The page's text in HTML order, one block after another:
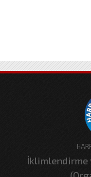
İklimlendirme